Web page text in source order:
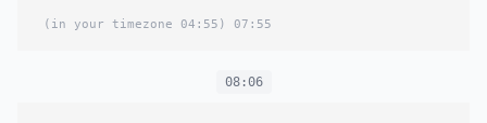
07:55
(04:55 in your timezone)
08:06